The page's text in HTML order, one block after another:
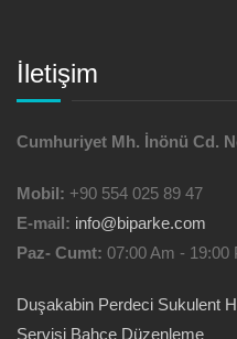
İletişim
Cumhuriyet Mh. İnönü Cd.
Mobil: +90 554 025 89 47
E-mail: info@biparke.com
Paz- Cumt: 07:00 Am - 19:00
Duşakabin Perdeci Sukulent
Servisi Bahçe Düzenleme